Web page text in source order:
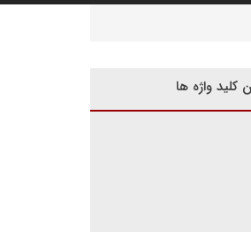
کلید واژه ها